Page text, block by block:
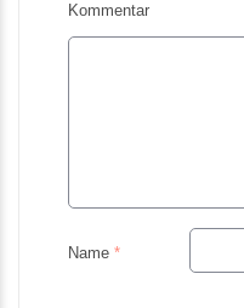
Kommentar
Name *